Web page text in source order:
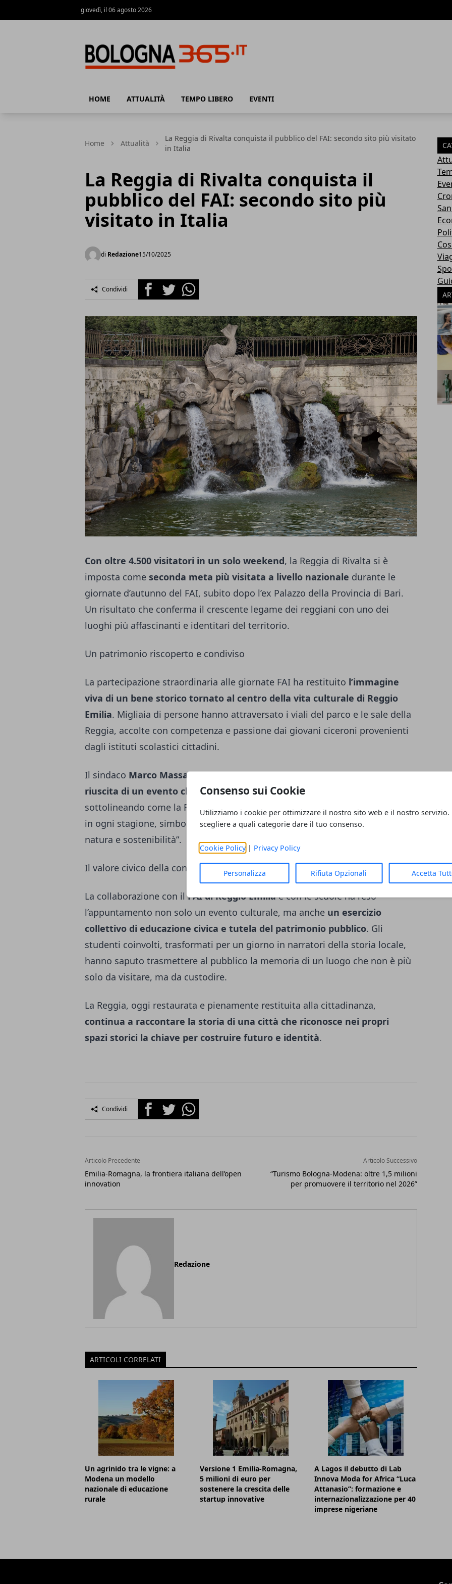
Consenso sui Cookie
Utilizziamo i cookie per ottimizzare il nostro sito web e il nostro servizio.
scegliere a quali categorie dare il tuo consenso.
Cookie Policy| Privacy Policy
Personalizza Rifiuta Opzionali Accetta
giovedì, il 06 agosto 2026
HOME ATTUALITÀ TEMPO LIBERO EVENTI
Home Attualità
La Reggia di Rivalta conquista il pubblico del FAI: secondo sito più visitato
in Italia
La Reggia di Rivalta conquista il
pubblico del FAI: secondo sito più
visitato in Italia
di Redazione15/10/2025
Condividi FacebookTwitterWhatsapp
Con oltre 4.500 visitatori in un solo weekend, la Reggia di Rivalta si è
imposta come seconda meta più visitata a livello nazionale durante le
giornate d’autunno del FAI, subito dopo l’ex Palazzo della Provincia di Bari.
Un risultato che conferma il crescente legame dei reggiani con uno dei
luoghi più affascinanti e identitari del territorio.
Un patrimonio riscoperto e condiviso
La partecipazione straordinaria alle giornate FAI ha restituito l’immagine
viva di un bene storico tornato al centro della vita culturale di Reggio
Emilia. Migliaia di persone hanno attraversato i viali del parco e le sale della
Reggia, accolte con competenza e passione dai giovani ciceroni provenienti
dagli istituti scolastici cittadini.
Il sindaco Marco Massariha definito il risultato “una fotografia della
riuscita di un evento che unisce storia, bellezza e comunità
sottolineando come la Reggia di Rivalta “rappresenti ormai un luogo amato
in ogni stagione, simbolo di un percorso di valorizzazione che intreccia arte,
natura e sostenibilità”.
Il valore civico della conoscenza
La collaborazione con ilFAI di Reggio Emiliae con le scuole ha reso
l’appuntamento non solo un evento culturale, ma anche un esercizio
collettivo di educazione civica e tutela del patrimonio pubblico. Gli
studenti coinvolti, trasformati per un giorno in narratori della storia locale,
hanno saputo trasmettere al pubblico la memoria di un luogo che non è più
solo da visitare, ma da custodire.
La Reggia, oggi restaurata e pienamente restituita alla cittadinanza,
continua a raccontare la storia di una città che riconosce nei propri
spazi storici la chiave per costruire futuro e identità.
Condividi FacebookTwitterWhatsapp
Articolo Precedente
Emilia-Romagna, la frontiera italiana dell’open
innovation
Articolo Successivo
“Turismo Bologna-Modena: oltre 1,5 milioni
per promuovere il territorio nel 2026”
Redazione
ARTICOLI CORRELATI
Un agrinido tra le vigne: a
Modena un modello
nazionale di educazione
rurale
Versione 1 Emilia-Romagna,
5 milioni di euro per
sostenere la crescita delle
startup innovative
A Lagos il debutto di Lab
Innova Moda for Africa “Luca
Attanasio”: formazione e
internazionalizzazione per 40
imprese nigeriane